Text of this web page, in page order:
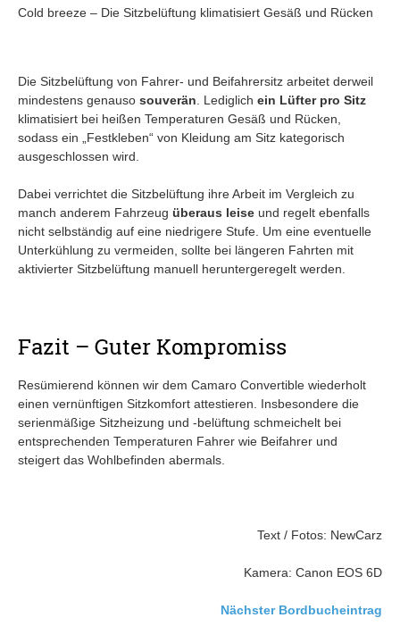
Cold breeze – Die Sitzbelüftung klimatisiert Gesäß und Rücken
Die Sitzbelüftung von Fahrer- und Beifahrersitz arbeitet derweil
mindestens genauso souverän . Lediglich ein Lüfter pro Sitz
klimatisiert bei heißen Temperaturen Gesäß und Rücken,
sodass ein „Festkleben“ von Kleidung am Sitz kategorisch
ausgeschlossen wird.
Dabei verrichtet die Sitzbelüftung ihre Arbeit im Vergleich zu
manch anderem Fahrzeug überaus leise und regelt ebenfalls
nicht selbständig auf eine niedrigere Stufe. Um eine eventuelle
Unterkühlung zu vermeiden, sollte bei längeren Fahrten mit
aktivierter Sitzbelüftung manuell heruntergeregelt werden.
Fazit – Guter Kompromiss
Resümierend können wir dem Camaro Convertible wiederholt
einen vernünftigen Sitzkomfort attestieren. Insbesondere die
serienmäßige Sitzheizung und -belüftung schmeichelt bei
entsprechenden Temperaturen Fahrer wie Beifahrer und
steigert das Wohlbefinden abermals.
Text / Fotos: NewCarz
Kamera: Canon EOS 6D
Nächster Bordbucheintrag